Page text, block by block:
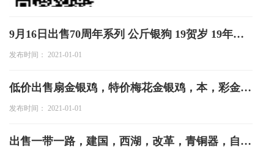
9月16日出售70周年系列 公斤银狗 19贺岁 19年公斤银猫 各类生肖金银条
发布时间： 2021-01-01
低价出售扇金银鸡，特价梅花金银鸡，本，彩金银虎，兔，马，羊，猴，鸡
发布时间： 2021-01-01
出售一带一路，建国，西湖，改革，青铜器，自然基金，孔子，辛亥，京沪高铁，宁夏